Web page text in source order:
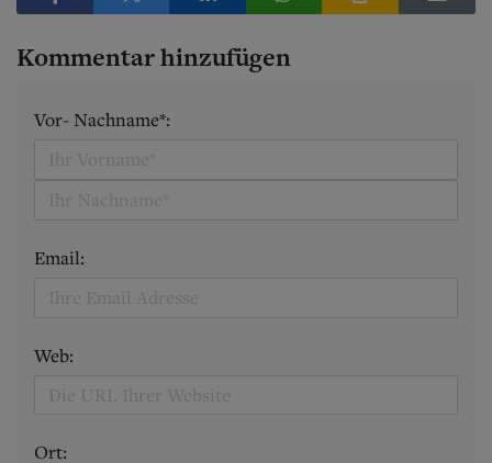
Kommentar hinzufügen
Vor- Nachname*:
Email:
Web:
Ort: